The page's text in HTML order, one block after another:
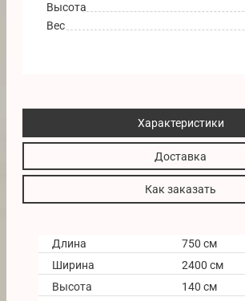
Высота
Вес
Характеристики
Доставка
Как заказать
Длина
750 см
Ширина
2400 см
Высота
140 см